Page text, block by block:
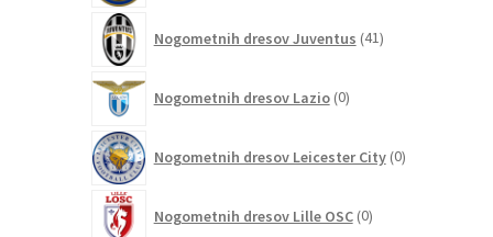
Nogometnih dresov Juventus 41izdelkov
Nogometnih dresov Lazio 0izdelkov
Nogometnih dresov Leicester City 0izdelkov
Nogometnih dresov Lille OSC 0izdelkov